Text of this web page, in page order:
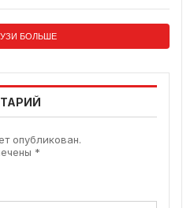
БОЛЬШЕ
опубликован.
*